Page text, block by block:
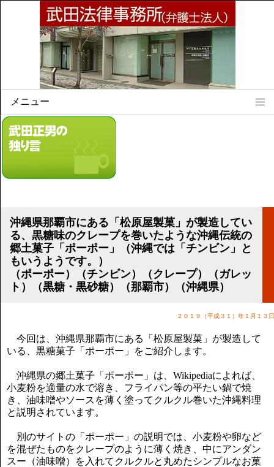
メニュー
Home
所属弁護士
法律相談案内
リンク集
顧問契約について
講演のご案内
気をつけたい法律のポイント
沖縄県那覇市にある「松原屋製菓」が製造してい
る、黒糖味のクレープを巻いたような沖縄伝統の
郷土菓子「ポーポー」（沖縄では「チンビン」と
もいうようです。）
（ポーポー）（チンビン）（クレープ）（ガレッ
ト）（黒糖・黒砂糖）（那覇市）（沖縄県）
２０１９（平成３１）年１月１３日
今回は、沖縄県那覇市にある「松原屋製菓」が製造して
いる、黒糖菓子「ポーポー」をご紹介します。
沖縄県の郷土菓子「ポーポー」は、Wikipediaによれば、
小麦粉を適量の水で溶き、フライパン等の平たい鍋で焼
き、油味噌やソースを薄く塗ってクルクル巻いた沖縄料理
と説明されています。
別のサイトの「ポーポー」の説明では、小麦粉や卵など
を混ぜたものをクレープのように薄く焼き、中にアンダン
スー（油味噌）を入れてクルクルと丸めたシンプルなお菓